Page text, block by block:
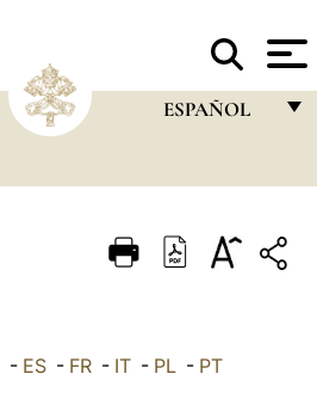
ESPAÑOL
ITALIANO
- ES - FR - IT - PL - PT